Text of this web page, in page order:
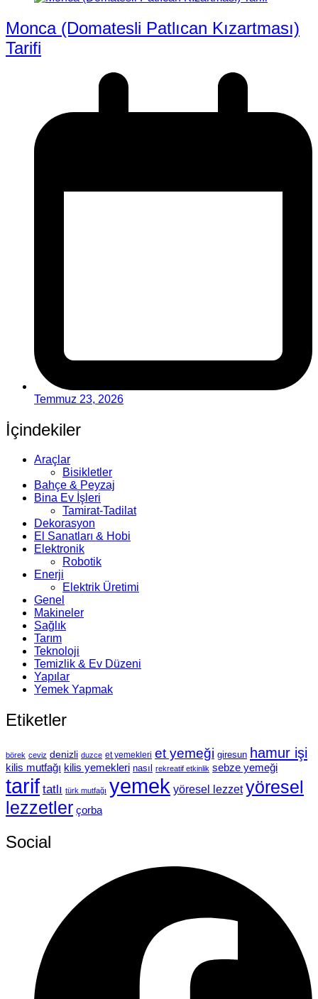
Monca (Domatesli Patlıcan Kızartması)
Tarifi
Temmuz 23, 2026
İçindekiler
Araçlar
Bisikletler
Bahçe & Peyzaj
Bina Ev İşleri
Tamirat-Tadilat
Dekorasyon
El Sanatları & Hobi
Elektronik
Robotik
Enerji
Elektrik Üretimi
Genel
Makineler
Sağlık
Tarım
Teknoloji
Temizlik & Ev Düzeni
Yapılar
Yemek Yapmak
Etiketler
börek ceviz denizli duzce et yemekleri et yemeği giresun hamur işi
kilis mutfağı kilis yemekleri nasıl rekreatif etkinlik sebze yemeği
tarif tatlı türk mutfağı yemek yöresel lezzet yöresel
lezzetler çorba
Social